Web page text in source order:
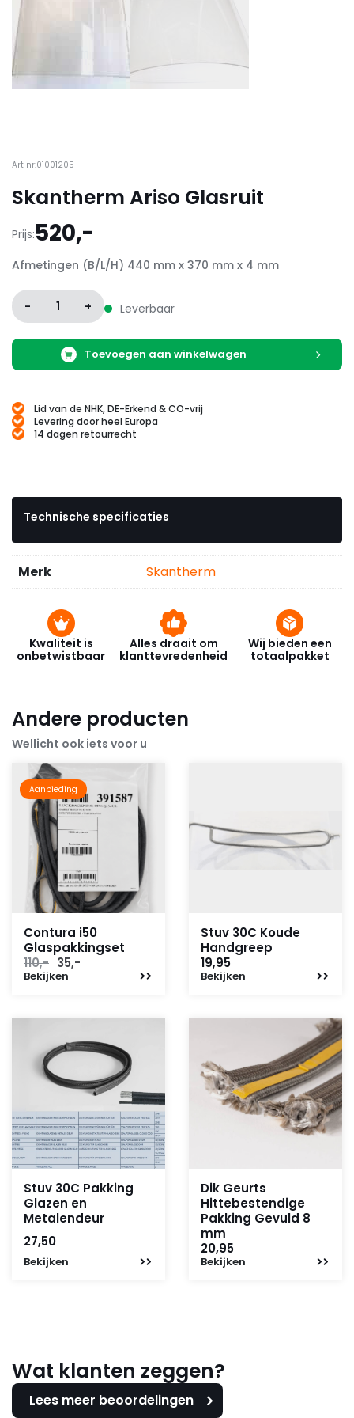
Art nr:01001205
Skantherm Ariso Glasruit
Prijs:520,-
Afmetingen (B/L/H) 440 mm x 370 mm x 4 mm
- 1 + Leverbaar
Toevoegen aan winkelwagen
Lid van de NHK, DE-Erkend & CO-vrij
Levering door heel Europa
14 dagen retourrecht
Technische specificaties
Merk Skantherm
Kwaliteit is
onbetwistbaar
Alles draait om
klanttevredenheid
Wij bieden een
totaalpakket
Andere producten
Wellicht ook iets voor u
Aanbieding
Contura i50
Glaspakkingset
110,- Oorspronkelijke
prijs
35,-
Bekijken
Stuv 30C Koude
Handgreep
19,95
Bekijken
Stuv 30C Pakking
Glazen en
Metalendeur
27,50
Bekijken
Dik Geurts
Hittebestendige
Pakking Gevuld 8
mm
20,95
Bekijken
Wat klanten zeggen?
Lees meer beoordelingen